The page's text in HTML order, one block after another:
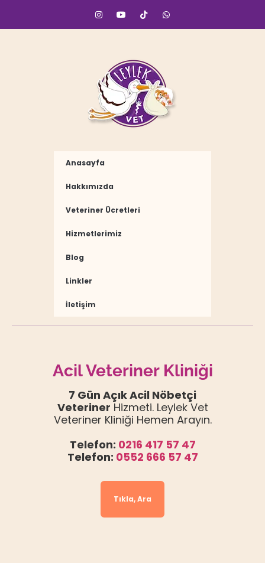
Anasayfa
Hakkımızda
Veteriner Ücretleri
Hizmetlerimiz
Blog
Linkler
İletişim
Acil Veteriner Kliniği
7 Gün Açık Acil Nöbetçi
Veteriner Hizmeti. Leylek Vet
Veteriner Kliniği Hemen Arayın.
Telefon: 0216 417 57 47
Telefon: 0552 666 57 47
Tıkla, Ara